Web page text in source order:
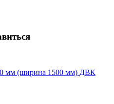
мм (ширина 1500 мм) ДВК